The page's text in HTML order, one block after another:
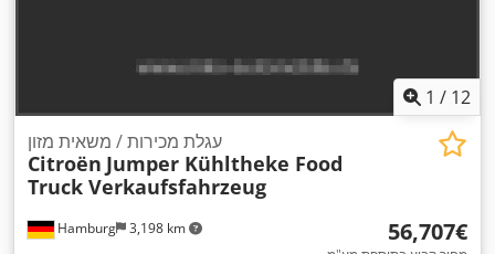
1 / 12
Hamburg 3,198 km
עגלת מכירות / משאית מזון
Citroën Jumper Kühltheke Food
Truck Verkaufsfahrzeug
‏56,707 ‏€